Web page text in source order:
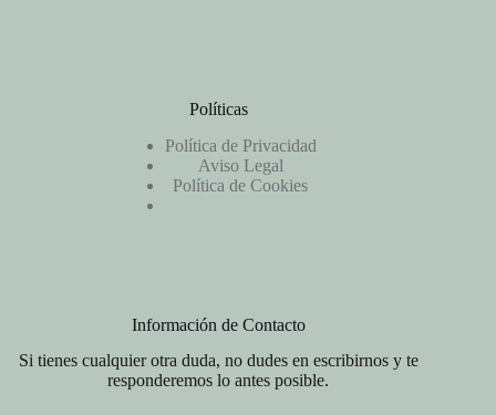
Políticas
Política de Privacidad
Aviso Legal
Política de Cookies
Información de Contacto
Si tienes cualquier otra duda, no dudes en escribirnos y te
responderemos lo antes posible.